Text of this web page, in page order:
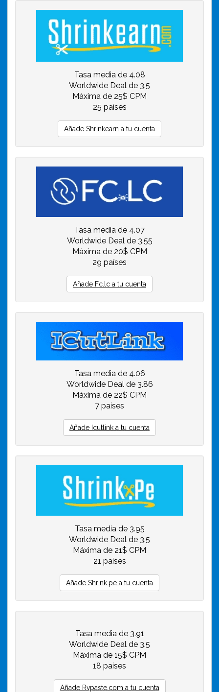
Tasa media de 4.08
Worldwide Deal de 3.5
Máxima de 25$ CPM
25 países
Añade Shrinkearn a tu cuenta
Tasa media de 4.07
Worldwide Deal de 3.55
Máxima de 20$ CPM
29 países
Añade Fc.lc a tu cuenta
Tasa media de 4.06
Worldwide Deal de 3.86
Máxima de 22$ CPM
7 países
Añade Icutlink a tu cuenta
Tasa media de 3.95
Worldwide Deal de 3.5
Máxima de 21$ CPM
21 países
Añade Shrink.pe a tu cuenta
Tasa media de 3.91
Worldwide Deal de 3.5
Máxima de 15$ CPM
18 países
Añade Rvpaste.com a tu cuenta